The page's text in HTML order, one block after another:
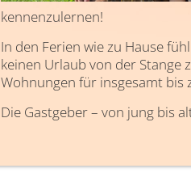
kennenzulernen!
In den Ferien wie zu Hause
keinen Urlaub von der Stange
Wohnungen für insgesamt bis
Die Gastgeber – von jung bis